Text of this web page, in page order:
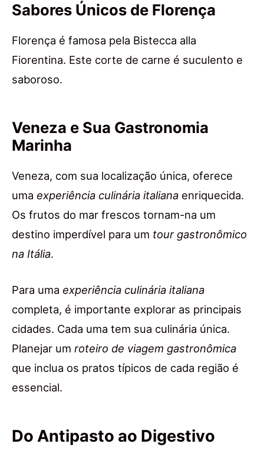
Sabores Únicos de Florença
Florença é famosa pela Bistecca alla
Fiorentina. Este corte de carne é suculento e
saboroso.
Veneza e Sua Gastronomia
Marinha
Veneza, com sua localização única, oferece
uma experiência culinária italiana enriquecida.
Os frutos do mar frescos tornam-na um
destino imperdível para um tour gastronômico
na Itália.
Para uma experiência culinária italiana
completa, é importante explorar as principais
cidades. Cada uma tem sua culinária única.
Planejar um roteiro de viagem gastronômica
que inclua os pratos típicos de cada região é
essencial.
Do Antipasto ao Digestivo